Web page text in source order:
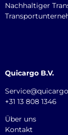
Nachhaltiger
Quicargo B.V.
+31 13 808 1346
Über uns
Kontakt